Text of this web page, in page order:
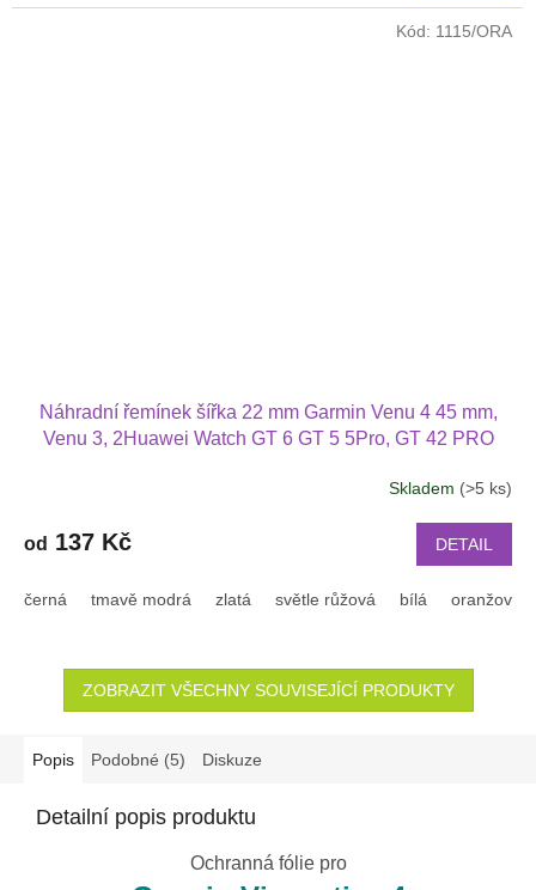
Náhradní řemínek šířka 22 mm Garmin Venu 4 45 mm,
Venu 3, 2Huawei Watch GT 6 GT 5 5Pro, GT 42 PRO
Skladem (>5 ks)
od 137 Kč DETAIL
černá tmavě modrá zlatá světle růžová bílá oranžová
Kód: 1115/ORA
ZOBRAZIT VŠECHNY SOUVISEJÍCÍ PRODUKTY
Popis Podobné (5) Diskuze
Detailní popis produktu
Ochranná fólie pro